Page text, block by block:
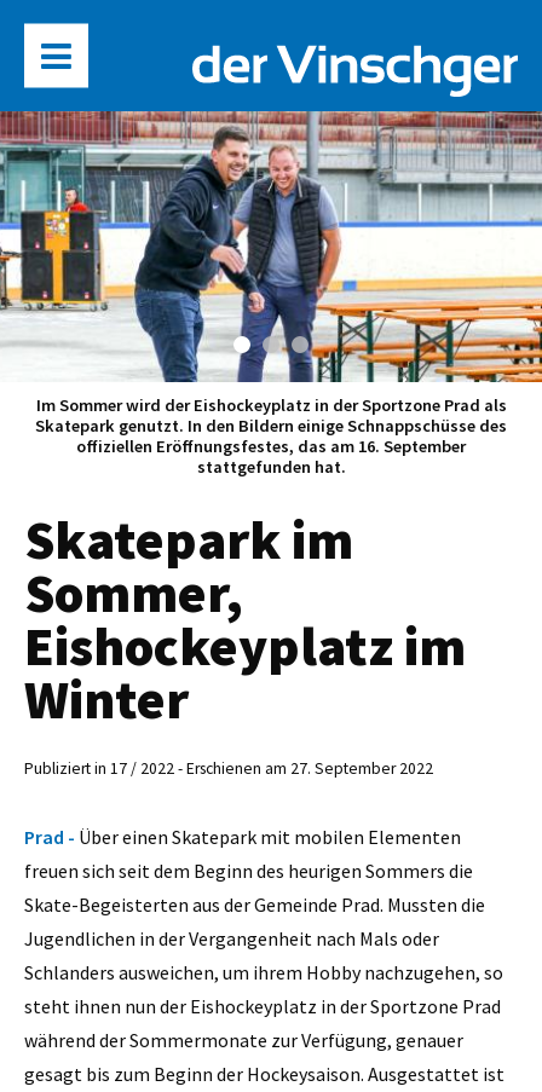
Im Sommer wird der Eishockeyplatz in der Sportzone Prad als
Skatepark genutzt. In den Bildern einige Schnappschüsse des
offiziellen Eröffnungsfestes, das am 16. September
stattgefunden hat.
Skatepark im
Sommer,
Eishockeyplatz im
Winter
Publiziert in 17 / 2022 - Erschienen am 27. September 2022
Prad - Über einen Skatepark mit mobilen Elementen
freuen sich seit dem Beginn des heurigen Sommers die
Skate-Begeisterten aus der Gemeinde Prad. Mussten die
Jugendlichen in der Vergangenheit nach Mals oder
Schlanders ausweichen, um ihrem Hobby nachzugehen, so
steht ihnen nun der Eishockeyplatz in der Sportzone Prad
während der Sommermonate zur Verfügung, genauer
gesagt bis zum Beginn der Hockeysaison. Ausgestattet ist